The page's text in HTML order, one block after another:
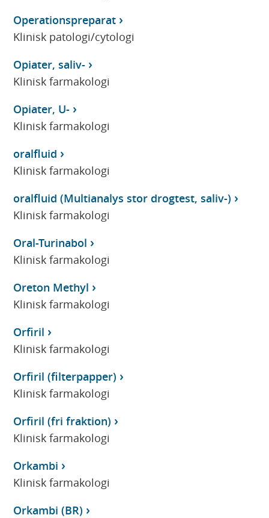
Operationspreparat
Klinisk patologi/cytologi
Opiater, saliv-
Klinisk farmakologi
Opiater, U-
Klinisk farmakologi
oralfluid
Klinisk farmakologi
oralfluid (Multianalys stor drogtest, saliv-)
Klinisk farmakologi
Oral-Turinabol
Klinisk farmakologi
Oreton Methyl
Klinisk farmakologi
Orfiril
Klinisk farmakologi
Orfiril (filterpapper)
Klinisk farmakologi
Orfiril (fri fraktion)
Klinisk farmakologi
Orkambi
Klinisk farmakologi
Orkambi (BR)